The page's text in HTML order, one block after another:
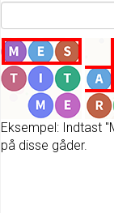
Eksempel: Indtast
på disse gåder.